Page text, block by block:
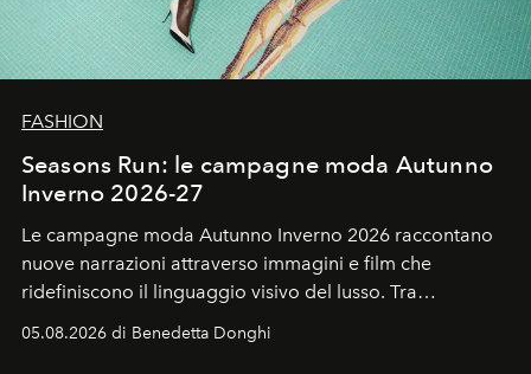
FASHION
Seasons Run: le campagne moda Autunno
Inverno 2026-27
Le campagne moda Autunno Inverno 2026 raccontano
nuove narrazioni attraverso immagini e film che
ridefiniscono il linguaggio visivo del lusso. Tra
contemporanea e storytelling d'autore, le maison
05.08.2026 di Benedetta Donghi